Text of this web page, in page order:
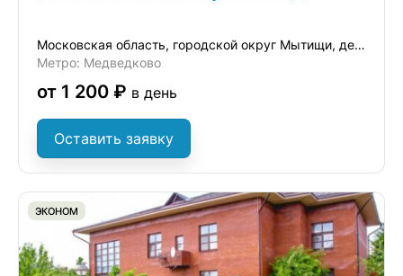
Московская область, городской округ Мытищи, деревня Ульянково, ул. Окольная
Метро: Медведково
от 1 200 ₽ в день
Оставить заявку
ЭКОНОМ